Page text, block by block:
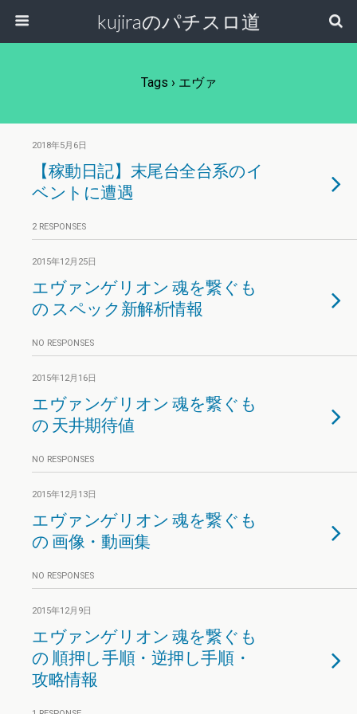
kujiraのパチスロ道
Tags › エヴァ
2018年5月6日
【稼動日記】末尾台全台系のイ
ベントに遭遇
2 RESPONSES
2015年12月25日
エヴァンゲリオン 魂を繋ぐも
の スペック新解析情報
NO RESPONSES
2015年12月16日
エヴァンゲリオン 魂を繋ぐも
の 天井期待値
NO RESPONSES
2015年12月13日
エヴァンゲリオン 魂を繋ぐも
の 画像・動画集
NO RESPONSES
2015年12月9日
エヴァンゲリオン 魂を繋ぐも
の 順押し手順・逆押し手順・
攻略情報